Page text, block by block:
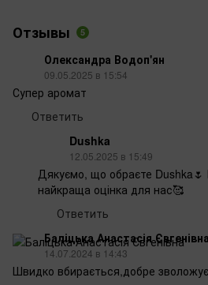
Отзывы 5
Олександра Водоп'ян
09.05.2025 в 15:54
Супер аромат
Ответить
Dushka
12.05.2025 в 15:49
Дякуємо, що обраєте Dushka🌷
найкраща оцінка для нас🥰
Ответить
Баліцька Анастасія Євгенівна
14.07.2024 в 14:43
Швидко вбирається,добре